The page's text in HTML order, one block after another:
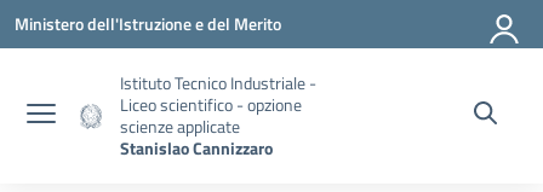
Vai ai contenuti
Vai al menu di navigazione
Vai al footer
Ministero dell'Istruzione e del Merito
Istituto Tecnico Industriale -
Liceo scientifico - opzione
scienze applicate
Stanislao Cannizzaro